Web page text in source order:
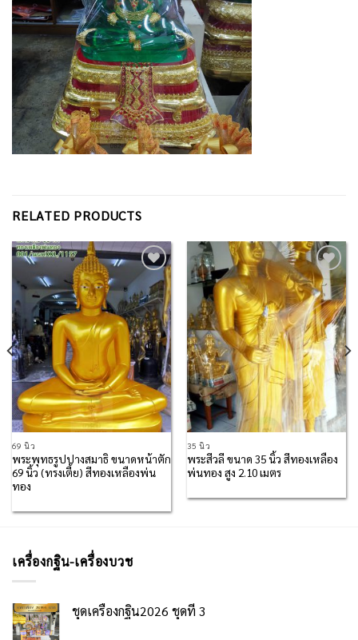
RELATED PRODUCTS
Add to
Wishlist
69 นิ้ว
พระพุทธรูปปางสมาธิ ขนาดหน้าตัก
69 นิ้ว (ทรงเตี้ย) สีทองเหลืองพ่น
ทอง
Add to
Wishlist
35 นิ้ว
พระสีวลี ขนาด 35 นิ้ว สีทองเหลือง
พ่นทอง สูง 2.10 เมตร
เครื่องกฐิน-เครื่องบวช
ชุดเครื่องกฐิน2026 ชุดที่ 3